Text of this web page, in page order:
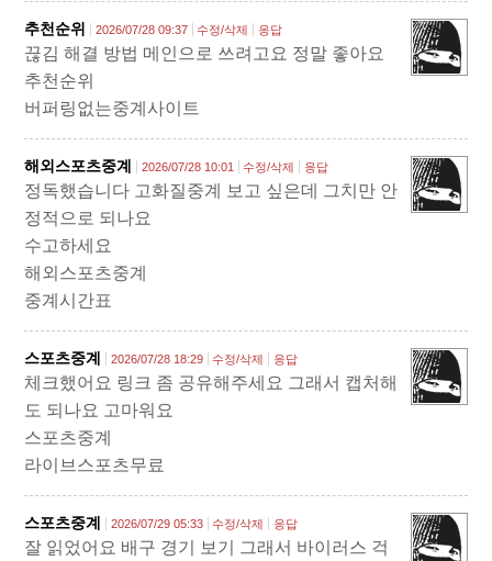
추천순위 2026/07/28 09:37 수정/삭제 응답
끊김 해결 방법 메인으로 쓰려고요 정말 좋아요
추천순위
버퍼링없는중계사이트
해외스포츠중계 2026/07/28 10:01 수정/삭제 응답
정독했습니다 고화질중계 보고 싶은데 그치만 안
정적으로 되나요
수고하세요
해외스포츠중계
중계시간표
스포츠중계 2026/07/28 18:29 수정/삭제 응답
체크했어요 링크 좀 공유해주세요 그래서 캡처해
도 되나요 고마워요
스포츠중계
라이브스포츠무료
스포츠중계 2026/07/29 05:33 수정/삭제 응답
잘 읽었어요 배구 경기 보기 그래서 바이러스 걱